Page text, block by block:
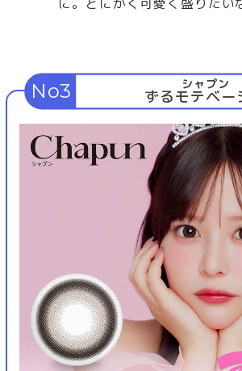
に。とにかく可愛く盛りたい
No3 シャプン
ずるモテベー